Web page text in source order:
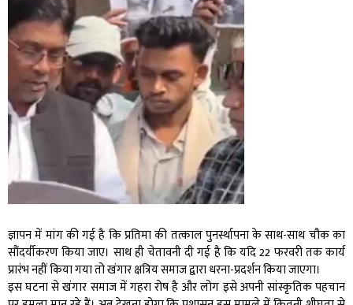
ज्ञापन में मांग की गई है कि प्रतिमा की तत्काल पुनर्स्थापना के साथ-साथ चौक का
सौंदर्यीकरण किया जाए। साथ ही चेतावनी दी गई है कि यदि 22 फरवरी तक कार्य
प्रारंभ नहीं किया गया तो खंगार क्षत्रिय समाज द्वारा धरना-प्रदर्शन किया जाएगा।
इस घटना से खंगार समाज में गहरा रोष है और लोग इसे अपनी सांस्कृतिक पहचान